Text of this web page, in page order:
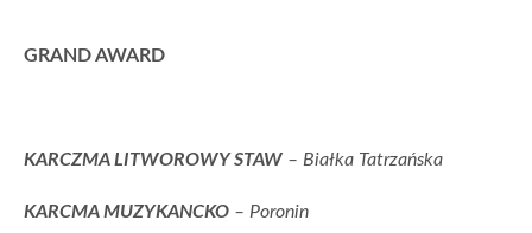
GRAND AWARD
KARCZMA LITWOROWY STAW – Białka Tatrzańska
KARCMA MUZYKANCKO – Poronin